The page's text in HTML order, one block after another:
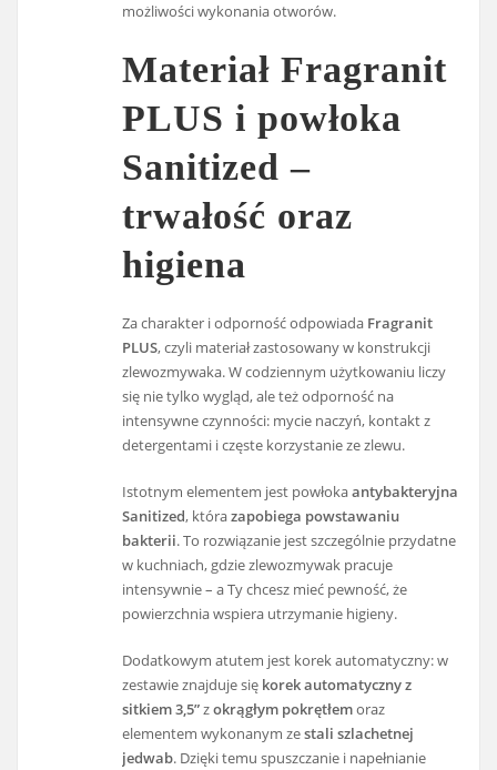
możliwości wykonania otworów.
Materiał Fragranit
PLUS i powłoka
Sanitized –
trwałość oraz
higiena
Za charakter i odporność odpowiada Fragranit
PLUS, czyli materiał zastosowany w konstrukcji
zlewozmywaka. W codziennym użytkowaniu liczy
się nie tylko wygląd, ale też odporność na
intensywne czynności: mycie naczyń, kontakt z
detergentami i częste korzystanie ze zlewu.
Istotnym elementem jest powłokaantybakteryjna
Sanitized, którazapobiega powstawaniu
bakterii. To rozwiązanie jest szczególnie przydatne
w kuchniach, gdzie zlewozmywak pracuje
intensywnie – a Ty chcesz mieć pewność, że
powierzchnia wspiera utrzymanie higieny.
Dodatkowym atutem jest korek automatyczny: w
zestawie znajduje się korek automatyczny z
sitkiem 3,5”zokrągłym pokrętłemoraz
elementem wykonanym zestali szlachetnej
jedwab. Dzięki temu spuszczanie i napełnianie